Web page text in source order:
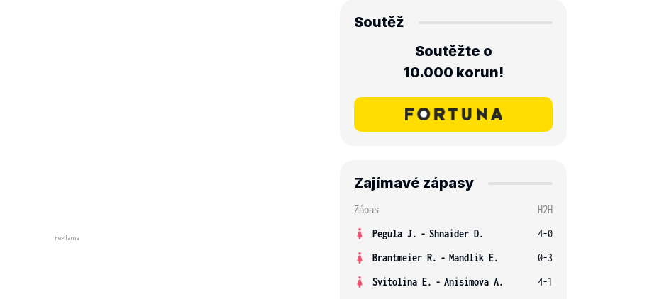
Soutěž
Soutěžte o
10.000 korun!
Zajímavé zápasy
Zápas
H2H
Pegula J. - Shnaider D.
4-0
Brantmeier R. - Mandlik E.
0-3
Svitolina E. - Anisimova A.
4-1